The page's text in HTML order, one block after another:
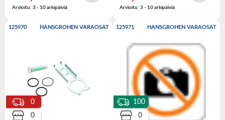
Arvioitu: 3 - 10 arkipäiviä Arvioitu: 3 - 10 arkipäiviä
125970 HANSGROHEN VARAOSAT
0
0
125971 HANSGROHEN VARAOSAT
100
0